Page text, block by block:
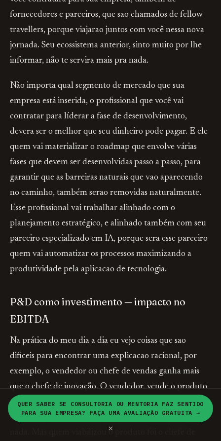
fornecedores e parceiros, que sao chamados de fellow
travellers, porque viajarao juntos com você nessa nova
jornada. Seu ecossistema anterior, sinto muito por lhe
informar, não te servira mais pra nada.
Não importa qual segmento de mercado que sua
empresa está inserida, o profissional que você vai
contratar para líderar a fase de desenvolvimento,
devera ser o melhor que seu dinheiro pode pagar. E ele
quem vai materializar o roadmap que envolve várias
fases que devem ser desenvolvidas passo a passo, para
garantir que as barreiras naturais que vao aparecendo
no caminho, também serao removidas naturalmente.
Esse profissional vai trabalhar alinhado com o
planejamento estratégico, e alinhado também com seu
parceiro especializado em IA, porque sera esse parceiro
quem vai automatizar os processos maximizando a
produtividade pela aplicacao de tecnologia.
P&D como investimento — impacto no
EBITDA
Na prática do meu dia a dia eu vejo coisas que sao
dificeis para encontrar uma explicacao racional, por
exemplo, o vendedor ou chefe de vendas ganha mais
que o chefe de inovação. O vendedor, vende o produto
ganhando comissão fixa oferecendo o maldito
desconto, mesmo porque sem desconto ele não vende
nada. Mas quem viabilizou o produto foi o chefe de
QUER SABER SE CONSULTORIA OU MENTORIA FAZ SENTIDO
PARA SUA EMPRESA? FAÇA UMA AVALIAÇÃO GRATUITA →
×